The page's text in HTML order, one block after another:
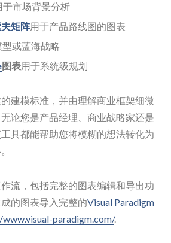
于市场背景分析
矩阵用于产品路线图的图表
或蓝海战略
图表用于系统级规划
建模标准，并由理解商业框架细微
论您是产品经理、商业战略家还是
具都能帮助您将模糊的想法转化为
流，包括完整的图表编辑和导出功
的图表导入完整的Visual Paradigm
paradigm.com/.